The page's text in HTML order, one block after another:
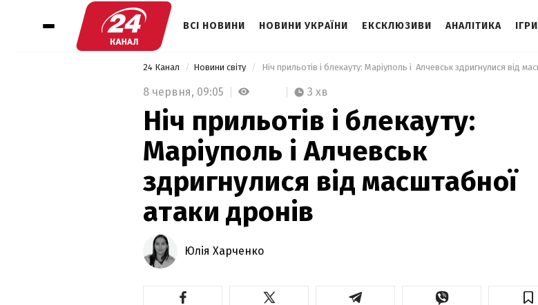
ВСІ НОВИНИ НОВИНИ УКРАЇНИ ЕКСКЛЮЗИВИ АНАЛІТИКА ІГРИ
24 Канал Новини світу
8 червня, 09:05 3 хв
Ніч прильотів і блекауту:
Маріуполь і Алчевськ
здригнулися від масштабної
атаки дронів
Юлія Харченко